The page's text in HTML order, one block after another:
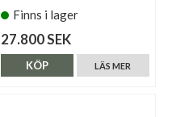
Finns i lager
27.800 SEK
LÄS MER
KÖP